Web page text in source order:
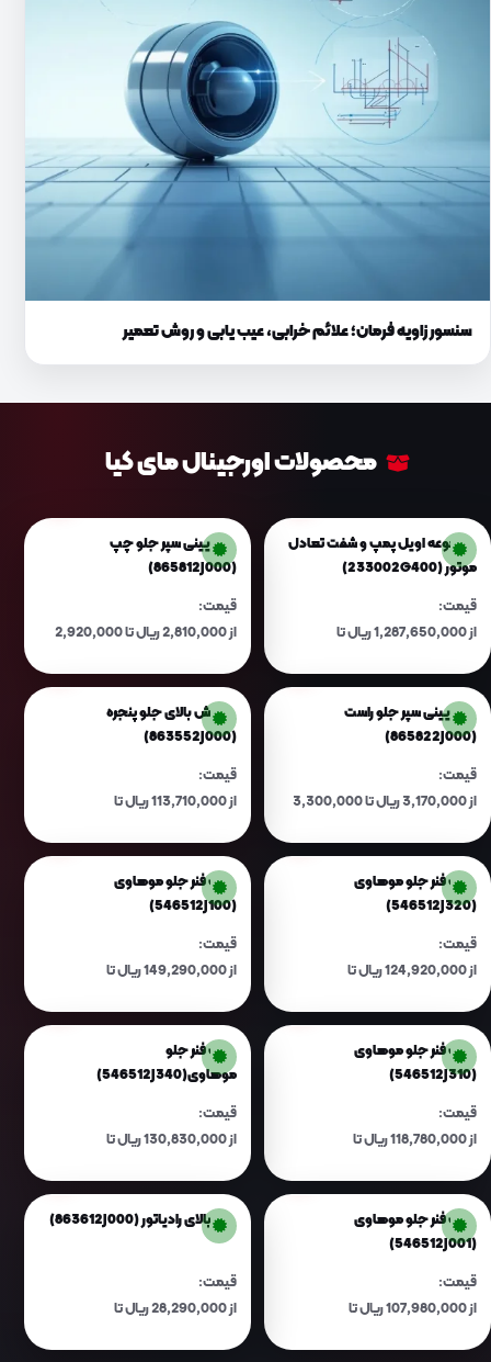
سنسور زاویه فرمان؛ علائم خرابی، عیب یابی و روش تعمیر
محصولات اورجینال مای کیا
مجموعه اویل پمپ و شفت تعادل
موتور (233002G400)
قیمت:
از 1,287,650,000 ریال تا
لبه پایینی سپر جلو چپ
(865812J000)
قیمت:
از 2,810,000 ریال تا 2,920,000
لبه پایینی سپر جلو راست
(865822J000)
قیمت:
از 3,170,000 ریال تا 3,300,000
گارنیش بالای جلو پنجره
(863552J000)
قیمت:
از 113,710,000 ریال تا
کمک فنر جلو موهاوی
(546512J320)
قیمت:
از 124,920,000 ریال تا
کمک فنر جلو موهاوی
(546512J100)
قیمت:
از 149,290,000 ریال تا
کمک فنر جلو موهاوی
(546512J310)
قیمت:
از 118,780,000 ریال تا
کمک فنر جلو
موهاوی(546512J340)
قیمت:
از 130,830,000 ریال تا
کمک فنر جلو موهاوی
(546512J001)
قیمت:
از 107,980,000 ریال تا
کاور بالای رادیاتور (863612J000)
قیمت:
از 28,290,000 ریال تا